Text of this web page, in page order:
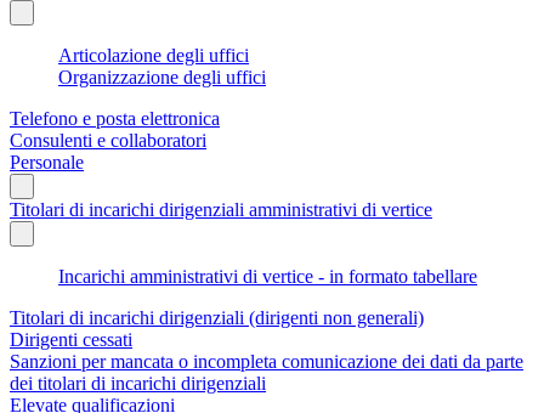
Articolazione degli uffici
Organizzazione degli uffici
Telefono e posta elettronica
Consulenti e collaboratori
Personale
Titolari di incarichi dirigenziali amministrativi di vertice
Incarichi amministrativi di vertice - in formato tabellare
Titolari di incarichi dirigenziali (dirigenti non generali)
Dirigenti cessati
Sanzioni per mancata o incompleta comunicazione dei dati da parte
dei titolari di incarichi dirigenziali
Elevate qualificazioni